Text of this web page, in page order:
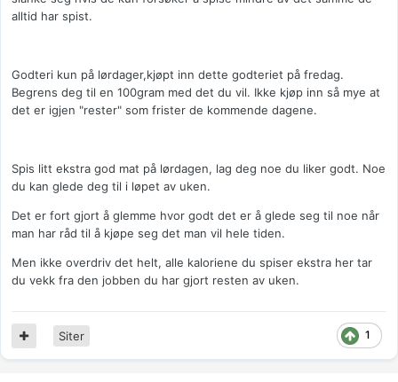
alltid har spist.
Godteri kun på lørdager,kjøpt inn dette godteriet på fredag.
Begrens deg til en 100gram med det du vil. Ikke kjøp inn så mye at
det er igjen "rester" som frister de kommende dagene.
Spis litt ekstra god mat på lørdagen, lag deg noe du liker godt. Noe
du kan glede deg til i løpet av uken.
Det er fort gjort å glemme hvor godt det er å glede seg til noe når
man har råd til å kjøpe seg det man vil hele tiden.
Men ikke overdriv det helt, alle kaloriene du spiser ekstra her tar
du vekk fra den jobben du har gjort resten av uken.
1
Siter